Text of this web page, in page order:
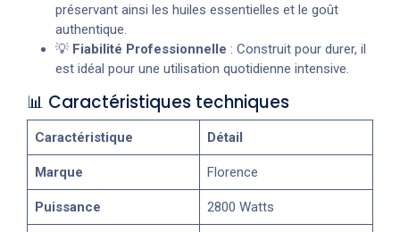
préservant ainsi les huiles essentielles et le goût
authentique.
💡 Fiabilité Professionnelle : Construit pour durer, il
est idéal pour une utilisation quotidienne intensive.
📊 Caractéristiques techniques
Caractéristique Détail
Marque Florence
Puissance 2800 Watts